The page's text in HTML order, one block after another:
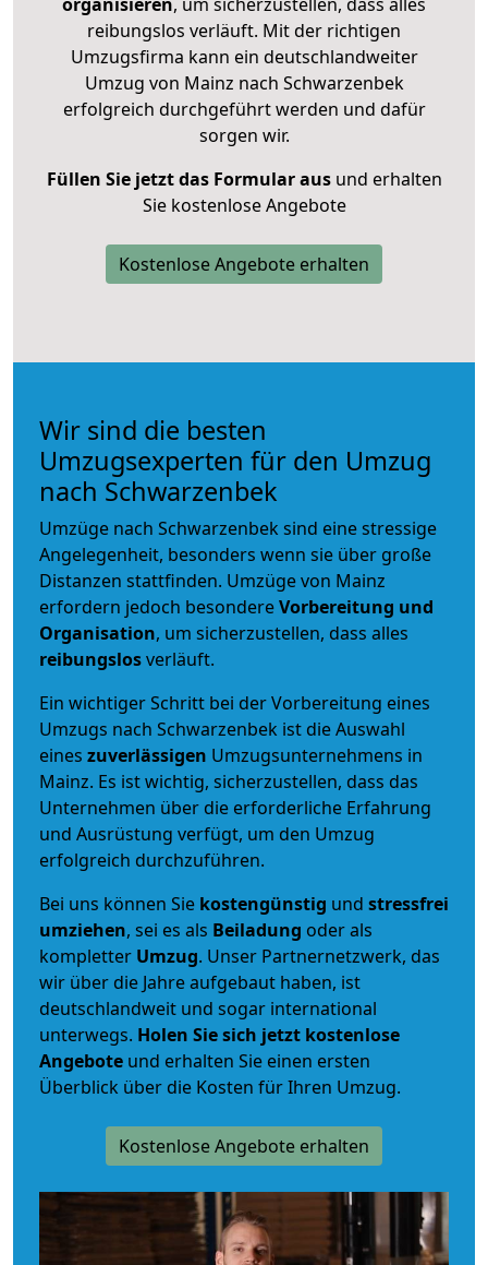
reibungslos verläuft. Mit der richtigen
Umzugsfirma kann ein deutschlandweiter
Umzug von Mainz nach Schwarzenbek
erfolgreich durchgeführt werden und dafür
sorgen wir.
Füllen Sie jetzt das Formular ausund erhalten
Sie kostenlose Angebote
Kostenlose Angebote erhalten
Wir sind die besten
Umzugsexperten für den Umzug
nach Schwarzenbek
Umzüge nach Schwarzenbek sind eine stressige
Angelegenheit, besonders wenn sie über große
Distanzen stattfinden. Umzüge von Mainz
erfordern jedoch besondereVorbereitung und
Organisation, um sicherzustellen, dass alles
reibungslosverläuft.
Ein wichtiger Schritt bei der Vorbereitung eines
Umzugs nach Schwarzenbek ist die Auswahl
eines zuverlässigen Umzugsunternehmens in
Mainz. Es ist wichtig, sicherzustellen, dass das
Unternehmen über die erforderliche Erfahrung
und Ausrüstung verfügt, um den Umzug
erfolgreich durchzuführen.
Bei uns können Sie kostengünstig und stressfrei
umziehen, sei es als Beiladung oder als
kompletter Umzug. Unser Partnernetzwerk, das
wir über die Jahre aufgebaut haben, ist
deutschlandweit und sogar international
unterwegs. Holen Sie sich jetzt kostenlose
Angebote und erhalten Sie einen ersten
Überblick über die Kosten für Ihren Umzug.
Kostenlose Angebote erhalten